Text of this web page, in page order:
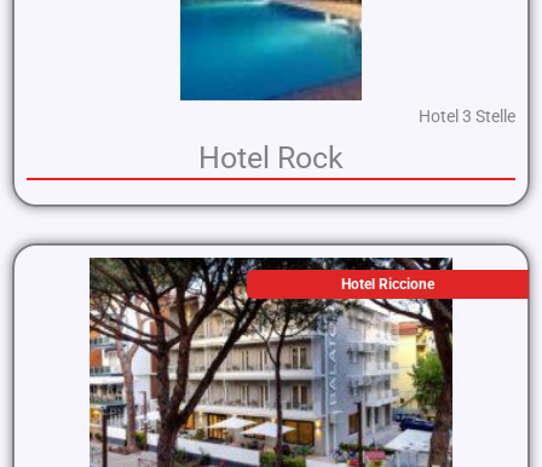
Hotel 3 Stelle
Hotel Rock
Hotel Riccione